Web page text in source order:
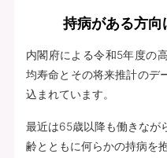
持病がある方
内閣府による令和5年度の
均寿命とその将来推計のデ
込まれています。
最近は65歳以降も働きなが
齢とともに何らかの持病を